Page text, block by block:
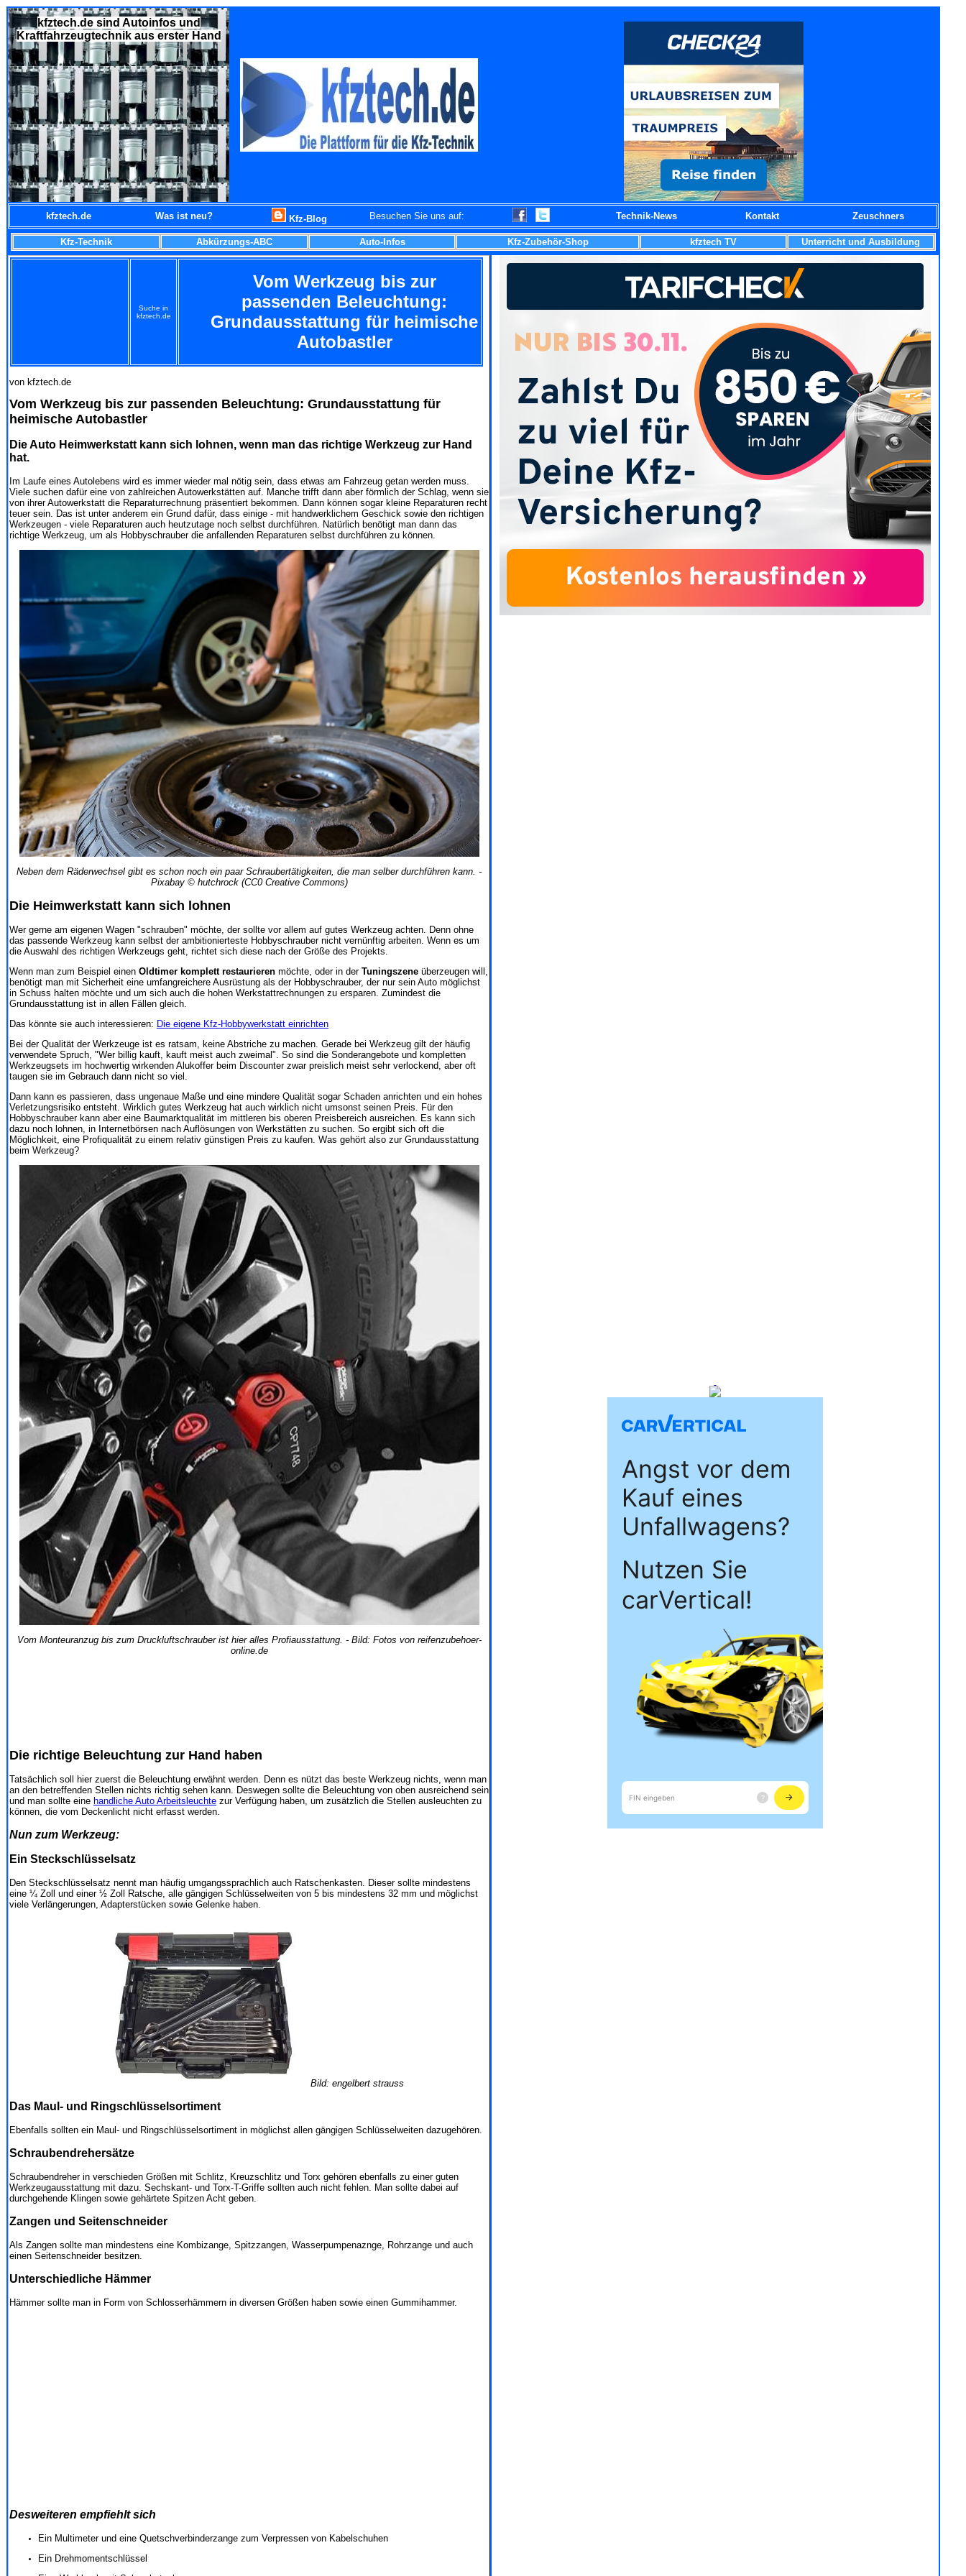
kfztech.de sind Autoinfos und
Kraftfahrzeugtechnik aus erster Hand
kfztech.de Was ist neu? Kfz-Blog Besuchen Sie uns auf: Technik-News Kontakt Zeuschners
Kfz-Technik Abkürzungs-ABC Auto-Infos Kfz-Zubehör-Shop kfztech TV Unterricht und Ausbildung
Suche in
kfztech.de
Vom Werkzeug bis zur
passenden Beleuchtung:
Grundausstattung für heimische
Autobastler
von kfztech.de
Vom Werkzeug bis zur passenden Beleuchtung: Grundausstattung für
heimische Autobastler
Die Auto Heimwerkstatt kann sich lohnen, wenn man das richtige Werkzeug zur Hand
hat.
Im Laufe eines Autolebens wird es immer wieder mal nötig sein, dass etwas am Fahrzeug getan werden muss.
Viele suchen dafür eine von zahlreichen Autowerkstätten auf. Manche trifft dann aber förmlich der Schlag, wenn sie
von ihrer Autowerkstatt die Reparaturrechnung präsentiert bekommen. Dann können sogar kleine Reparaturen recht
teuer sein. Das ist unter anderem ein Grund dafür, dass einige - mit handwerklichem Geschick sowie den richtigen
Werkzeugen - viele Reparaturen auch heutzutage noch selbst durchführen. Natürlich benötigt man dann das
richtige Werkzeug, um als Hobbyschrauber die anfallenden Reparaturen selbst durchführen zu können.
Neben dem Räderwechsel gibt es schon noch ein paar Schraubertätigkeiten, die man selber durchführen kann. -
Pixabay © hutchrock (CC0 Creative Commons)
Die Heimwerkstatt kann sich lohnen
Wer gerne am eigenen Wagen "schrauben" möchte, der sollte vor allem auf gutes Werkzeug achten. Denn ohne
das passende Werkzeug kann selbst der ambitionierteste Hobbyschrauber nicht vernünftig arbeiten. Wenn es um
die Auswahl des richtigen Werkzeugs geht, richtet sich diese nach der Größe des Projekts.
Wenn man zum Beispiel einen Oldtimer komplett restaurieren möchte, oder in der Tuningszene überzeugen will,
benötigt man mit Sicherheit eine umfangreichere Ausrüstung als der Hobbyschrauber, der nur sein Auto möglichst
in Schuss halten möchte und um sich auch die hohen Werkstattrechnungen zu ersparen. Zumindest die
Grundausstattung ist in allen Fällen gleich.
Das könnte sie auch interessieren: Die eigene Kfz-Hobbywerkstatt einrichten
Bei der Qualität der Werkzeuge ist es ratsam, keine Abstriche zu machen. Gerade bei Werkzeug gilt der häufig
verwendete Spruch, "Wer billig kauft, kauft meist auch zweimal". So sind die Sonderangebote und kompletten
Werkzeugsets im hochwertig wirkenden Alukoffer beim Discounter zwar preislich meist sehr verlockend, aber oft
taugen sie im Gebrauch dann nicht so viel.
Dann kann es passieren, dass ungenaue Maße und eine mindere Qualität sogar Schaden anrichten und ein hohes
Verletzungsrisiko entsteht. Wirklich gutes Werkzeug hat auch wirklich nicht umsonst seinen Preis. Für den
Hobbyschrauber kann aber eine Baumarktqualität im mittleren bis oberen Preisbereich ausreichen. Es kann sich
dazu noch lohnen, in Internetbörsen nach Auflösungen von Werkstätten zu suchen. So ergibt sich oft die
Möglichkeit, eine Profiqualität zu einem relativ günstigen Preis zu kaufen. Was gehört also zur Grundausstattung
beim Werkzeug?
Vom Monteuranzug bis zum Druckluftschrauber ist hier alles Profiausstattung. - Bild: Fotos von reifenzubehoer-
online.de
Die richtige Beleuchtung zur Hand haben
Tatsächlich soll hier zuerst die Beleuchtung erwähnt werden. Denn es nützt das beste Werkzeug nichts, wenn man
an den betreffenden Stellen nichts richtig sehen kann. Deswegen sollte die Beleuchtung von oben ausreichend sein
und man sollte eine handliche Auto Arbeitsleuchte zur Verfügung haben, um zusätzlich die Stellen ausleuchten zu
können, die vom Deckenlicht nicht erfasst werden.
Nun zum Werkzeug:
Ein Steckschlüsselsatz
Den Steckschlüsselsatz nennt man häufig umgangssprachlich auch Ratschenkasten. Dieser sollte mindestens
eine ¼ Zoll und einer ½ Zoll Ratsche, alle gängigen Schlüsselweiten von 5 bis mindestens 32 mm und möglichst
viele Verlängerungen, Adapterstücken sowie Gelenke haben.
Bild: engelbert strauss
Das Maul- und Ringschlüsselsortiment
Ebenfalls sollten ein Maul- und Ringschlüsselsortiment in möglichst allen gängigen Schlüsselweiten dazugehören.
Schraubendrehersätze
Schraubendreher in verschieden Größen mit Schlitz, Kreuzschlitz und Torx gehören ebenfalls zu einer guten
Werkzeugausstattung mit dazu. Sechskant- und Torx-T-Griffe sollten auch nicht fehlen. Man sollte dabei auf
durchgehende Klingen sowie gehärtete Spitzen Acht geben.
Zangen und Seitenschneider
Als Zangen sollte man mindestens eine Kombizange, Spitzzangen, Wasserpumpenaznge, Rohrzange und auch
einen Seitenschneider besitzen.
Unterschiedliche Hämmer
Hämmer sollte man in Form von Schlosserhämmern in diversen Größen haben sowie einen Gummihammer.
Desweiteren empfiehlt sich
Ein Multimeter und eine Quetschverbinderzange zum Verpressen von Kabelschuhen
Ein Drehmomentschlüssel